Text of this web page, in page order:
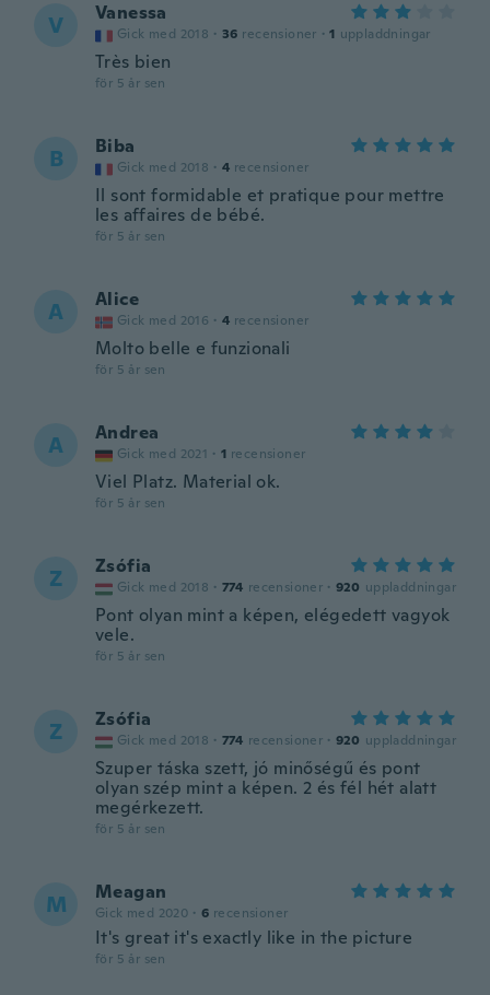
V Vanessa
Gick med 2018 · 36 recensioner · 1 uppladdningar
Très bien
för 5 år sen
B Biba
Gick med 2018 · 4 recensioner
Il sont formidable et pratique pour mettre
les affaires de bébé.
för 5 år sen
A Alice
Gick med 2016 · 4 recensioner
Molto belle e funzionali
för 5 år sen
A Andrea
Gick med 2021 · 1 recensioner
Viel Platz. Material ok.
för 5 år sen
Z Zsófia
Gick med 2018 · 774 recensioner · 920 uppladdningar
Pont olyan mint a képen, elégedett vagyok
vele.
för 5 år sen
Z Zsófia
Gick med 2018 · 774 recensioner · 920 uppladdningar
Szuper táska szett, jó minőségű és pont
olyan szép mint a képen. 2 és fél hét alatt
megérkezett.
för 5 år sen
M Meagan
Gick med 2020 · 6 recensioner
It's great it's exactly like in the picture
för 5 år sen